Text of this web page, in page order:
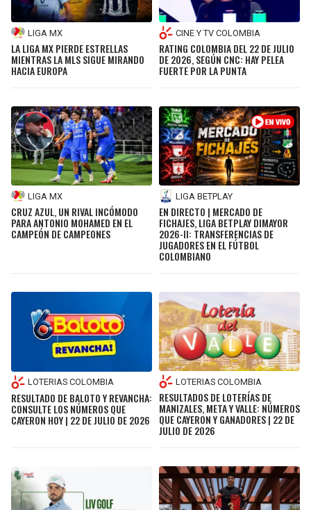
LIGA MX
LA LIGA MX PIERDE ESTRELLAS
MIENTRAS LA MLS SIGUE MIRANDO
HACIA EUROPA
CINE Y TV COLOMBIA
RATING COLOMBIA DEL 22 DE JULIO
DE 2026, SEGÚN CNC: HAY PELEA
FUERTE POR LA PUNTA
LIGA MX
CRUZ AZUL, UN RIVAL INCÓMODO
PARA ANTONIO MOHAMED EN EL
CAMPEÓN DE CAMPEONES
LIGA BETPLAY
EN DIRECTO | MERCADO DE
FICHAJES, LIGA BETPLAY DIMAYOR
2026-II: TRANSFERENCIAS DE
JUGADORES EN EL FÚTBOL
COLOMBIANO
LOTERIAS COLOMBIA
RESULTADO DE BALOTO Y REVANCHA:
CONSULTE LOS NÚMEROS QUE
CAYERON HOY | 22 DE JULIO DE 2026
LOTERIAS COLOMBIA
RESULTADOS DE LOTERÍAS DE
MANIZALES, META Y VALLE: NÚMEROS
QUE CAYERON Y GANADORES | 22 DE
JULIO DE 2026